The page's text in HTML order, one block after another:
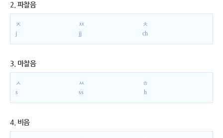
2. 파찰음
ㅈ
j
ㅉ
jj
ㅊ
ch
3. 마찰음
ㅅ
s
ㅆ
ss
ㅎ
h
4. 비음